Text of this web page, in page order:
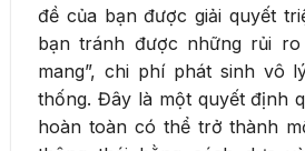
đề của bạn được giải quyết
bạn tránh được những rủi
mang”, chi phí phát sinh vô
thống. Đây là một quyết định
hoàn toàn có thể trở thành